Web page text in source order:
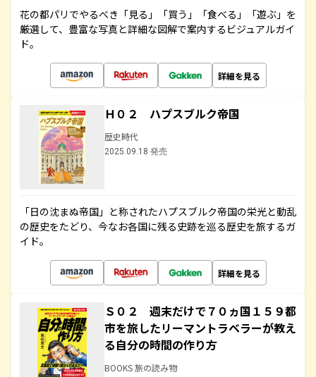
花の都パリでやるべき「見る」「買う」「食べる」「遊ぶ」を
厳選して、豊富な写真と詳細な図解で案内するビジュアルガイ
ド。
詳細を見る
Ｈ０２ ハプスブルク帝国
歴史時代
2025.09.18 発売
「日の沈まぬ帝国」と称されたハプスブルク帝国の栄光と動乱
の歴史をたどり、今なお各国に残る史跡を巡る歴史を旅するガ
イド。
詳細を見る
Ｓ０２ 週末だけで７０ヵ国１５９都
市を旅したリーマントラベラーが教え
る自分の時間の作り方
BOOKS 旅の読み物